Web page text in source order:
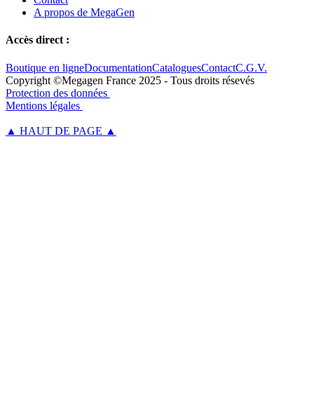
A propos de MegaGen
Accès direct :
Boutique en ligneDocumentationCataloguesContactC.G.V.
Copyright ©Megagen France 2025 - Tous droits résevés
Protection des données
Mentions légales
▲ HAUT DE PAGE ▲